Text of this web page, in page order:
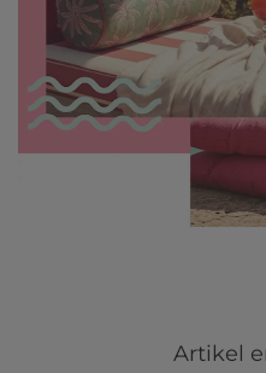
Artikel